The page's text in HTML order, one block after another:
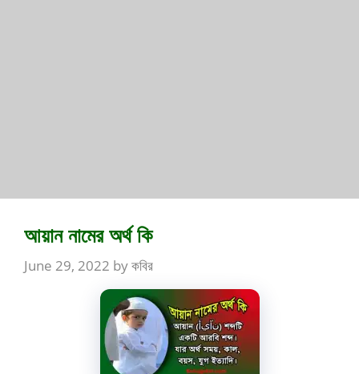
আয়ান নামের অর্থ কি
June 29, 2022 byকবির